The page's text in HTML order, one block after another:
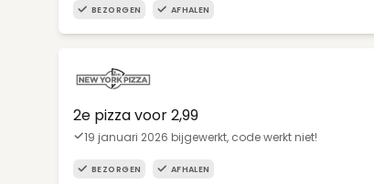
BEZORGEN AFHALEN
2e pizza voor 2,99
19 januari 2026 bijgewerkt, code werkt niet!
BEZORGEN AFHALEN